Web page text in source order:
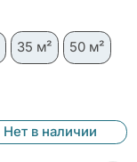
35 м² 50 м²
Нет в наличии